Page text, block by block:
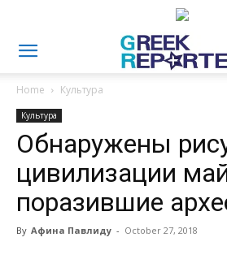
Home Культура
Культура
Обнаружены
цивилизации
поразившие
By Афина Павлиду - October 27, 2018